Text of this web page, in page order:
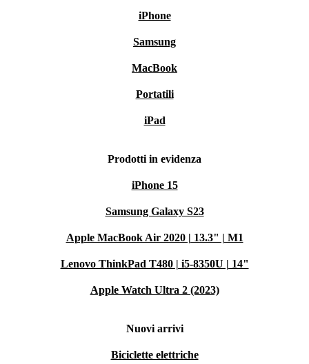
iPhone
Samsung
MacBook
Portatili
iPad
Prodotti in evidenza
iPhone 15
Samsung Galaxy S23
Apple MacBook Air 2020 | 13.3" | M1
Lenovo ThinkPad T480 | i5-8350U | 14"
Apple Watch Ultra 2 (2023)
Nuovi arrivi
Biciclette elettriche